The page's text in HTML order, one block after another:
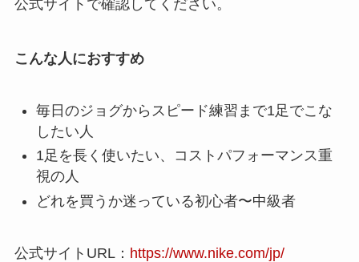
公式サイトで確認してください。
こんな人におすすめ
毎日のジョグからスピード練習まで1足でこな
したい人
1足を長く使いたい、コストパフォーマンス重
視の人
どれを買うか迷っている初心者〜中級者
公式サイトURL： https://www.nike.com/jp/